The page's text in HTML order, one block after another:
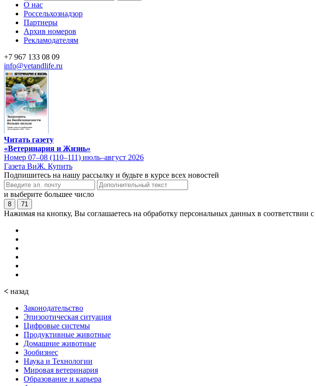
О нас
Россельхознадзор
Партнеры
Архив номеров
Рекламодателям
+7 967 133 08 09
info@vetandlife.ru
Читать газету
«Ветеринария и Жизнь»
Номер 07–08 (110–111) июль–август 2026
Газета ВиЖ. Купить
Подпишитесь на нашу рассылку и будьте в курсе всех новостей
и выберите большее число
8 71
Нажимая на кнопку, Вы соглашаетесь на обработку персональных данных в соответствии с
< назад
Законодательство
Эпизоотическая ситуация
Цифровые системы
Продуктивные животные
Домашние животные
Зообизнес
Наука и Технологии
Мировая ветеринария
Образование и карьера